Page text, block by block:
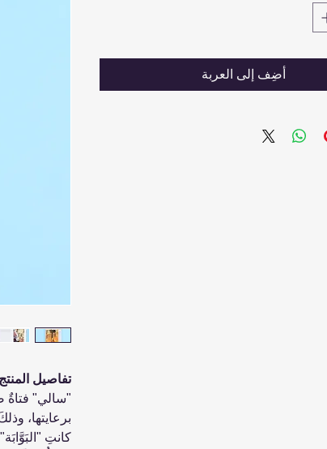
تفاصيل المنتج
"سالي" فتاةٌ
برعايتها،
كانتِ
أضِف إلى العربة